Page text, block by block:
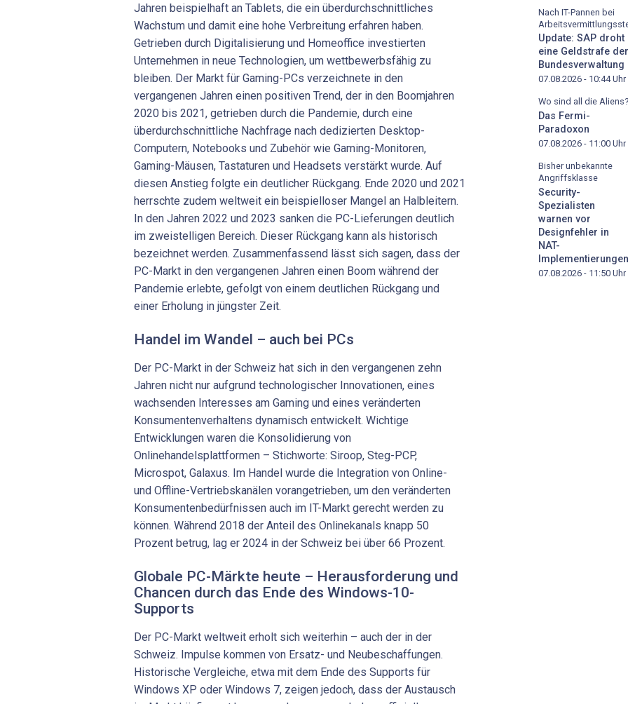
Jahren beispielhaft an Tablets, die ein überdurchschnittliches
Wachstum und damit eine hohe Verbreitung erfahren haben.
Getrieben durch Digitalisierung und Homeoffice investierten
Unternehmen in neue Technologien, um wettbewerbsfähig zu
bleiben. Der Markt für Gaming-PCs verzeichnete in den
vergangenen Jahren einen positiven Trend, der in den Boomjahren
2020 bis 2021, getrieben durch die Pandemie, durch eine
überdurchschnittliche Nachfrage nach dedizierten Desktop-
Computern, Notebooks und Zubehör wie Gaming-Monitoren,
Gaming-Mäusen, Tastaturen und Headsets verstärkt wurde. Auf
diesen Anstieg folgte ein deutlicher Rückgang. Ende 2020 und 2021
herrschte zudem weltweit ein beispielloser Mangel an Halbleitern.
In den Jahren 2022 und 2023 sanken die PC-Lieferungen deutlich
im zweistelligen Bereich. Dieser Rückgang kann als historisch
bezeichnet werden. Zusammenfassend lässt sich sagen, dass der
PC-Markt in den vergangenen Jahren einen Boom während der
Pandemie erlebte, gefolgt von einem deutlichen Rückgang und
einer Erholung in jüngster Zeit.
Handel im Wandel – auch bei PCs
Der PC-Markt in der Schweiz hat sich in den vergangenen zehn
Jahren nicht nur aufgrund technologischer Innovationen, eines
wachsenden Interesses am Gaming und eines veränderten
Konsumentenverhaltens dynamisch entwickelt. Wichtige
Entwicklungen waren die Konsolidierung von
Onlinehandelsplattformen – Stichworte: Siroop, Steg-PCP,
Microspot, Galaxus. Im Handel wurde die Integration von Online-
und Offline-Vertriebskanälen vorangetrieben, um den veränderten
Konsumentenbedürfnissen auch im IT-Markt gerecht werden zu
können. Während 2018 der Anteil des Onlinekanals knapp 50
Prozent betrug, lag er 2024 in der Schweiz bei über 66 Prozent.
Globale PC-Märkte heute – Herausforderung und
Chancen durch das Ende des Windows-10-
Supports
Der PC-Markt weltweit erholt sich weiterhin – auch der in der
Schweiz. Impulse kommen von Ersatz- und Neubeschaffungen.
Historische Vergleiche, etwa mit dem Ende des Supports für
Windows XP oder Windows 7, zeigen jedoch, dass der Austausch
Nach IT-Pannen bei
Update: SAP droht
eine Geldstrafe der
Bundesverwaltung
07.08.2026 - 10:44Uhr
Wo sind all die Aliens?
Das Fermi-
Paradoxon
07.08.2026 - 11:00 Uhr
Bisher unbekannte
Angriffsklasse
Security-
Spezialisten
warnen vor
Designfehler in
NAT-
Implementierungen
07.08.2026 - 11:50 Uhr